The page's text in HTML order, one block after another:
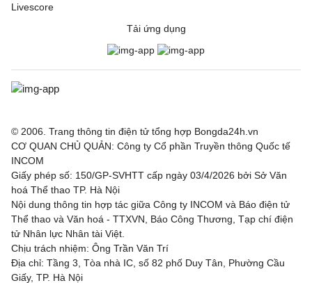
Livescore
Tải ứng dụng
© 2006. Trang thông tin điện tử tổng hợp Bongda24h.vn
CƠ QUAN CHỦ QUẢN: Công ty Cổ phần Truyền thông Quốc tế
INCOM
Giấy phép số: 150/GP-SVHTT cấp ngày 03/4/2026 bởi Sở Văn
hoá Thể thao TP. Hà Nội
Nội dung thông tin hợp tác giữa Công ty INCOM và Báo điện tử
Thể thao và Văn hoá - TTXVN, Báo Công Thương, Tạp chí điện
tử Nhân lực Nhân tài Việt.
Chịu trách nhiệm: Ông Trần Văn Trí
Địa chỉ: Tầng 3, Tòa nhà IC, số 82 phố Duy Tân, Phường Cầu
Giấy, TP. Hà Nội